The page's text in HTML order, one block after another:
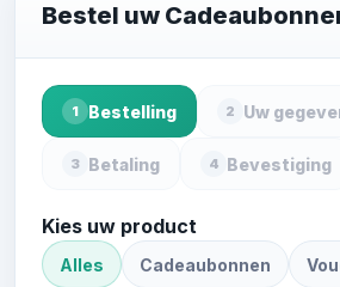
Bestel uw
1 Bestelling 2 Uw
3 Betaling 4 Bevestiging
Kies uw product
Alles Cadeaubonnen